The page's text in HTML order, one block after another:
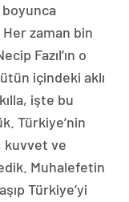
boyunca
zaman bin
Fazıl’ın o
içindeki aklı
işte bu
Türkiye’nin
kuvvet ve
Muhalefetin
Türkiye’yi